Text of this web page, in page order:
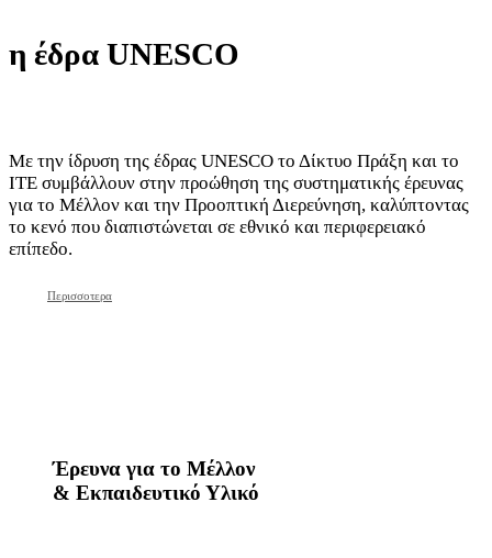
η έδρα UNESCO
Με την ίδρυση της έδρας UNESCO το Δίκτυο Πράξη και το
ΙΤΕ συμβάλλουν στην προώθηση της συστηματικής έρευνας
για το Μέλλον και την Προοπτική Διερεύνηση, καλύπτοντας
το κενό που διαπιστώνεται σε εθνικό και περιφερειακό
επίπεδο.
Περισσοτερα
Έρευνα για το Μέλλον
& Εκπαιδευτικό Υλικό